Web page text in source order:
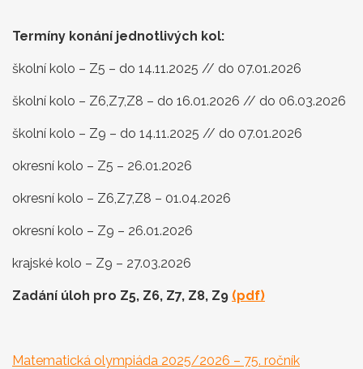
Termíny konání jednotlivých kol:
školní kolo – Z5 – do 14.11.2025 // do 07.01.2026
školní kolo – Z6,Z7,Z8 – do 16.01.2026 // do 06.03.2026
školní kolo – Z9 – do 14.11.2025 // do 07.01.2026
okresní kolo – Z5 – 26.01.2026
okresní kolo – Z6,Z7,Z8 – 01.04.2026
okresní kolo – Z9 – 26.01.2026
krajské kolo – Z9 – 27.03.2026
Zadání úloh pro Z5, Z6, Z7, Z8, Z9 (pdf)
Matematická olympiáda 2025/2026 – 75. ročník